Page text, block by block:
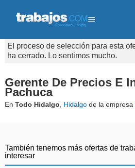
El proceso de selección para esta
ha cerrado. Lo sentimos mucho.
Gerente De Precios E
Pachuca
En Todo Hidalgo Hidalgo de la empresa
También tenemos más ofertas de
interesar